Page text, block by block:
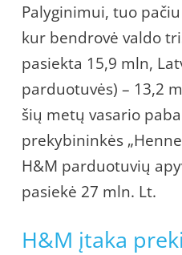
Palyginimui, tuo
kur bendrovė valdo
pasiekta 15,9 mln,
parduotuvės) – 13,2
šių metų vasario
prekybininkės
H&M parduotuvių
pasiekė 27 mln. Lt.
H&M įtaka